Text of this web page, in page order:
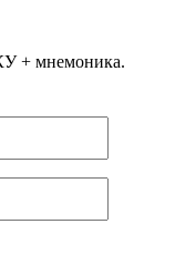
+ мнемоника.